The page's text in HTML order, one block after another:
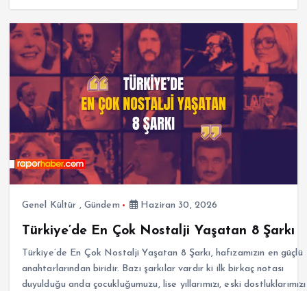
Genel Kültür , Gündem Haziran 30, 2026
Türkiye’de En Çok Nostalji Yaşatan 8 Şarkı
Türkiye’de En Çok Nostalji Yaşatan 8 Şarkı, hafızamızın en güçlü
anahtarlarından biridir. Bazı şarkılar vardır ki ilk birkaç notası
duyulduğu anda çocukluğumuzu, lise yıllarımızı, eski dostluklarımızı